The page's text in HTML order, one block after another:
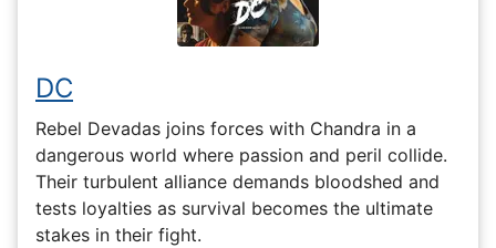
DC
Rebel Devadas joins forces with Chandra in a
dangerous world where passion and peril collide.
Their turbulent alliance demands bloodshed and
tests loyalties as survival becomes the ultimate
stakes in their fight.